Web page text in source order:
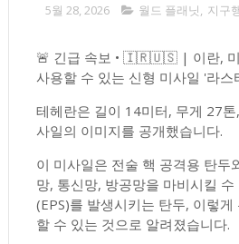
5월 28, 2026 월드 플래닛, 지구
🚨 긴급 속보 • 🇮🇷🇺🇸 | 이란, 미
사용할 수 있는 신형 미사일 '라스
테헤란은 길이 14미터, 무게 27
사일의 이미지를 공개했습니다.
이 미사일은 전술 핵 공격용 탄두
망, 통신망, 방공망을 마비시킬
(EPS)를 발생시키는 탄두, 이렇
할 수 있는 것으로 알려졌습니다.